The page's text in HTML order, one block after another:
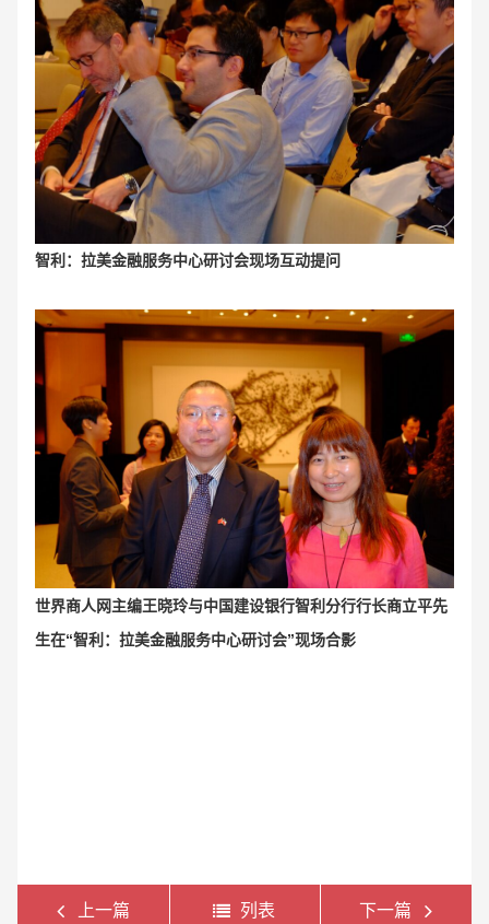
智利：拉美金融服务中心研讨会现场互动提问
世界商人网主编王晓玲与中国建设银行智利分行行长商立平先
生在“智利：拉美金融服务中心研讨会”现场合影
上一篇 列表 下一篇